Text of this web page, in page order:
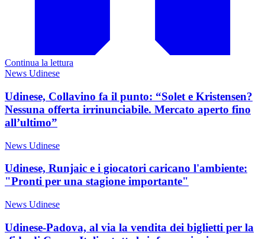
Continua la lettura
News Udinese
Udinese, Collavino fa il punto: “Solet e Kristensen?
Nessuna offerta irrinunciabile. Mercato aperto fino
all’ultimo”
News Udinese
Udinese, Runjaic e i giocatori caricano l'ambiente:
"Pronti per una stagione importante"
News Udinese
Udinese-Padova, al via la vendita dei biglietti per la